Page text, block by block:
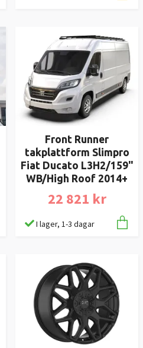
Front Runner
takplattform Slimpro
Fiat Ducato L3H2/159"
WB/High Roof 2014+
22 821 kr
I lager, 1-3 dagar